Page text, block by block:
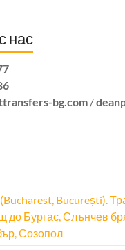
нас
bg.com /
București).
до Бургас, Слънчев
Созопол